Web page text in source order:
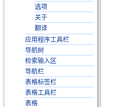
选项
关于
翻译
应用程序工具栏
导航树
检索输入区
导航栏
表格标签栏
表格工具栏
表格